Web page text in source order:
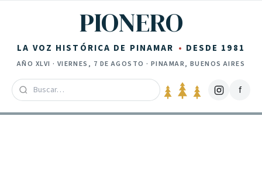
PIONERO
LA VOZ HISTÓRICA DE PINAMAR DESDE 1981
AÑO XLVI · VIERNES, 7 DE AGOSTO · PINAMAR, BUENOS AIRES
f